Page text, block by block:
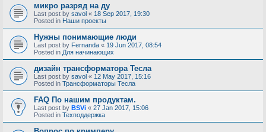
микро разряд на ду
Last post by savol « 18 Sep 2017, 19:30
Posted in Наши проекты
Нужны понимающие люди
Last post by Fernanda « 19 Jun 2017, 08:54
Posted in Для начинающих
дизайн трансформатора Тесла
Last post by savol « 12 May 2017, 15:16
Posted in Трансформаторы Тесла
FAQ По нашим продуктам.
Last post by BSVi « 27 Jan 2017, 15:06
Posted in Техподдержка